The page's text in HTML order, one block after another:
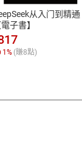
13:00-17:00
客服電話：
从入门到精通
電子書】
1% (賺8點)